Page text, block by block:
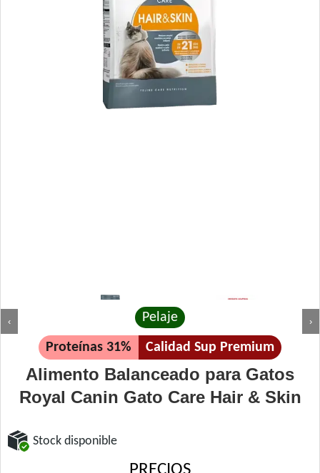
‹ ›
Pelaje
Proteínas 31% Calidad Sup Premium
Alimento Balanceado para Gatos
Royal Canin Gato Care Hair & Skin
Stock disponible